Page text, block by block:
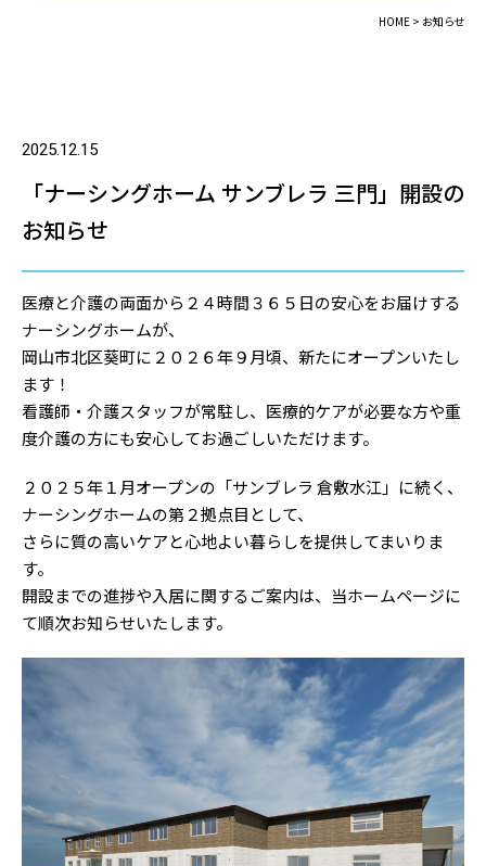
HOME > お知らせ
2025.12.15
「ナーシングホーム サンブレラ 三門」開設の
お知らせ
医療と介護の両面から２４時間３６５日の安心をお届けする
ナーシングホームが、
岡山市北区葵町に２０２６年９月頃、新たにオープンいたし
ます！
看護師・介護スタッフが常駐し、医療的ケアが必要な方や重
度介護の方にも安心してお過ごしいただけます。
２０２５年１月オープンの「サンブレラ 倉敷水江」に続く、
ナーシングホームの第２拠点目として、
さらに質の高いケアと心地よい暮らしを提供してまいりま
す。
開設までの進捗や入居に関するご案内は、当ホームページに
て順次お知らせいたします。